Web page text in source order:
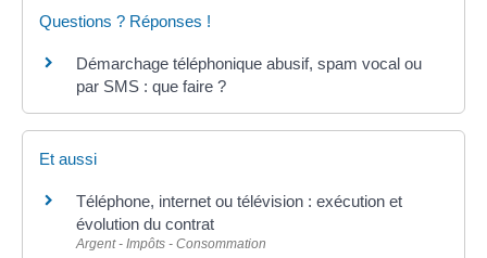
Questions ? Réponses !
Démarchage téléphonique abusif, spam vocal ou
par SMS : que faire ?
Et aussi
Téléphone, internet ou télévision : exécution et
évolution du contrat
Argent - Impôts - Consommation